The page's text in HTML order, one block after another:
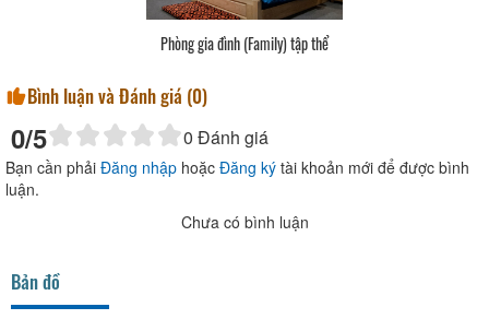
Phòng gia đình (Family) tập thể
Bình luận và Đánh giá (0)
0/5 0 Đánh giá
Bạn cần phải Đăng nhập hoặc Đăng ký tài khoản mới để được bình
luận.
Chưa có bình luận
Bản đồ